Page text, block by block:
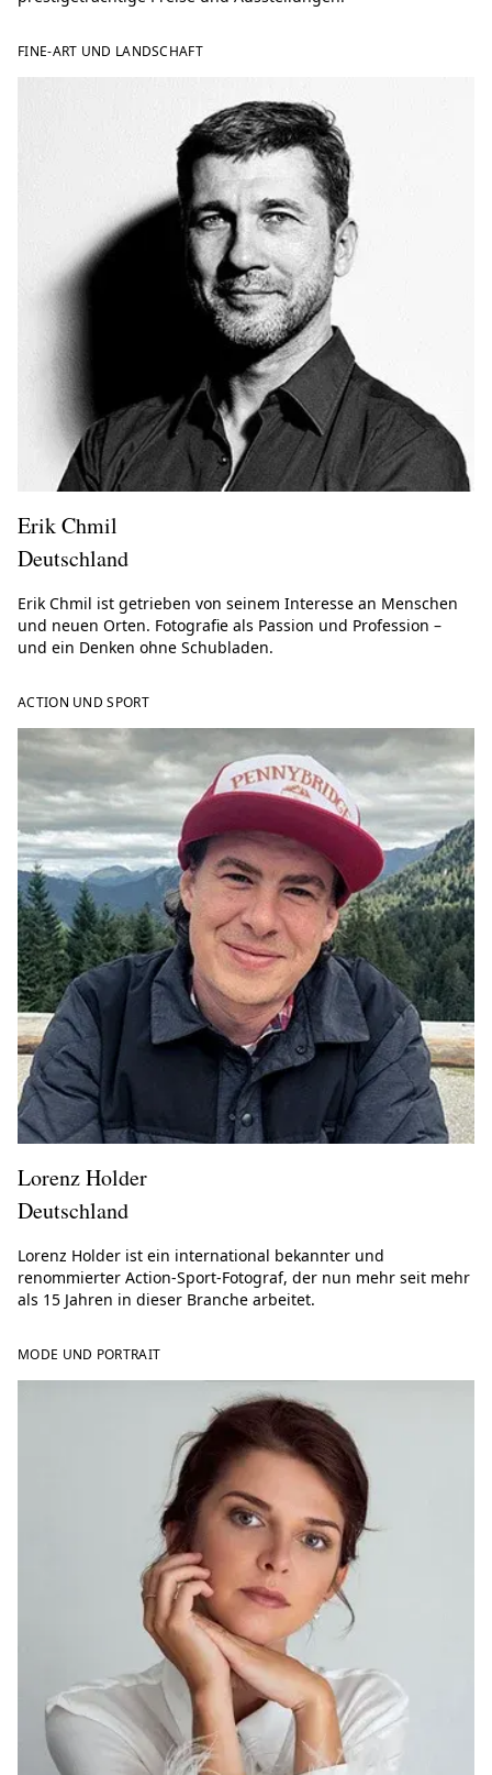
FINE-ART UND LANDSCHAFT
Erik Chmil
Deutschland
Erik Chmil ist getrieben von seinem Interesse an Menschen
und neuen Orten. Fotografie als Passion und Profession –
und ein Denken ohne Schubladen.
ACTION UND SPORT
Lorenz Holder
Deutschland
Lorenz Holder ist ein international bekannter und
renommierter Action-Sport-Fotograf, der nun mehr seit mehr
als 15 Jahren in dieser Branche arbeitet.
MODE UND PORTRAIT